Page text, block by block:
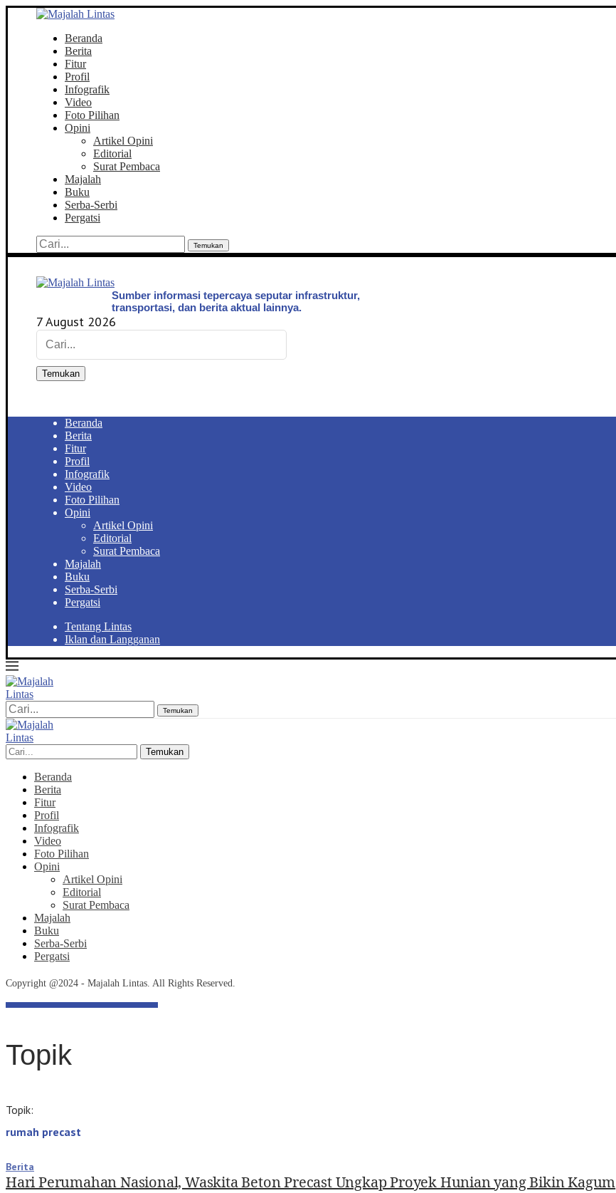
Beranda
Berita
Fitur
Profil
Infografik
Video
Foto Pilihan
Opini
Artikel Opini
Editorial
Surat Pembaca
Majalah
Buku
Serba-Serbi
Pergatsi
Temukan
Sumber informasi tepercaya seputar infrastruktur,
transportasi, dan berita aktual lainnya.
7 August 2026
Temukan
Beranda
Berita
Fitur
Profil
Infografik
Video
Foto Pilihan
Opini
Artikel Opini
Editorial
Surat Pembaca
Majalah
Buku
Serba-Serbi
Pergatsi
Tentang Lintas
Iklan dan Langganan
Temukan
Temukan
Beranda
Berita
Fitur
Profil
Infografik
Video
Foto Pilihan
Opini
Artikel Opini
Editorial
Surat Pembaca
Majalah
Buku
Serba-Serbi
Pergatsi
Copyright @2024 - Majalah Lintas. All Rights Reserved.
Topik
Topik:
rumah precast
Berita
Hari Perumahan Nasional, Waskita Beton Precast Ungkap Proyek Hunian yang Bikin Kagum